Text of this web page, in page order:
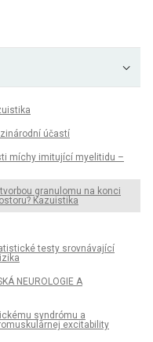
účastí
míchy imitující myelitidu –
granulomu na konci
Kazuistika
testy srovnávající
NEUROLOGIE A
syndrómu a
excitability